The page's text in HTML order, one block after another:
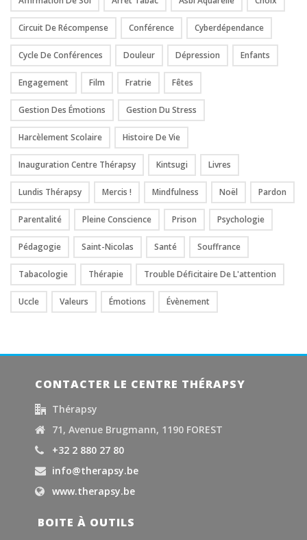
Circuit De Récompense Conférence Cyberdépendance
Cycle De Conférences Douleur Dépression Enfants
Engagement Film Fratrie Fêtes
Gestion Des Émotions Gestion Du Stress
Harcèlement Scolaire Histoire De Vie
Inauguration Centre Thérapsy Kintsugi Livres
Lundis Thérapsy Mercis ! Mindfulness Noël Pardon
Parentalité Pleine Conscience Prison Psychologie
Pédagogie Saint-Nicolas Santé Souffrance
Tabacologie Thérapie Trouble Déficitaire De L'attention
Uccle Valeurs Émotions Évènement
CONTACTER LE CENTRE THÉRAPSY
Thérapsy
71, Avenue Brugmann, 1190 FOREST
+32 2 880 27 80
info@therapsy.be
www.therapsy.be
BOITE À OUTILS